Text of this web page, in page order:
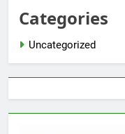
Categories
Uncategorized